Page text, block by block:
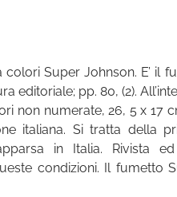
Super Johnson. E’ il
editoriale; pp. 80, (2).
non numerate, 26, 5 x 17
italiana. Si tratta della
in Italia. Rivista
condizioni. Il fumetto